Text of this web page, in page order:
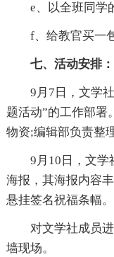
e、以全班同学
f、给教官买一
七、活动安排：
9月7日，文学
题活动”的工作部署
物资;编辑部负责整
9月10日，文学
海报，其海报内容
悬挂签名祝福条幅。
对文学社成员
墙现场。